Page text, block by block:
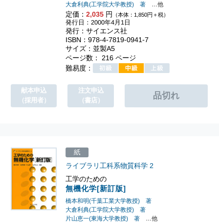
大倉利典(工学院大学教授) 著 …他
定価：2,035 円 （本体：1,850円＋税）
発行日：2000年4月1日
発行：サイエンス社
ISBN：978-4-7819-0941-7
サイズ：並製A5
ページ数： 216 ページ
難易度：
献本申込
（採用者）
注文申込
（書店）
工学のための
無機化学[新訂版]
ライブラリ工科系物質科学 2
橋本和明(千葉工業大学教授) 著
大倉利典(工学院大学教授) 著
片山恵一(東海大学教授) 著 …他
紙